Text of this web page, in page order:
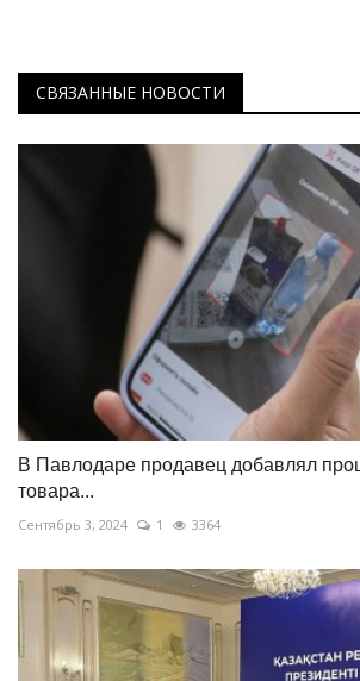
СВЯЗАННЫЕ НОВОСТИ
В Павлодаре продавец добавлял
товара...
Сентябрь 3, 2024 1 3364